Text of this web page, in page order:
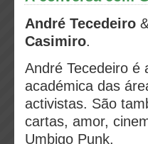
André Tecedeiro
Casimiro.
André Tecedeiro é
académica das
activistas. São
cartas, amor,
Umbigo Punk.